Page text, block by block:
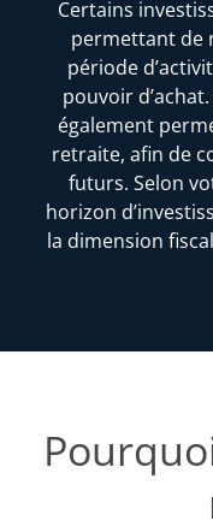
Certains
permettant de
période
pouvoir
également
retraite, afin de
futurs. Selon
horizon
la dimension